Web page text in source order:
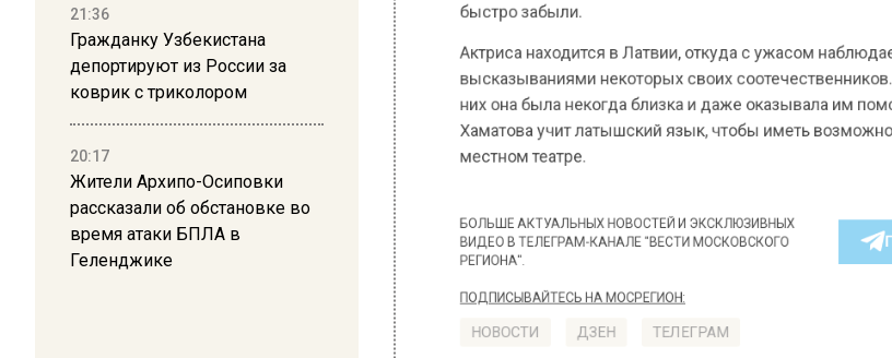
21:36
Гражданку Узбекистана
депортируют из России за
коврик с триколором
20:17
Жители Архипо-Осиповки
рассказали об обстановке во
время атаки БПЛА в
Геленджике
латвийского ТВ она отметила, что не понимает, как ее добрые дела так
Актриса находится в Латвии, откуда с ужасом наблюдает за
высказываниями некоторых своих соотечественников. С многими из
них она была некогда близка и даже оказывала им помощь. Сейчас
Хаматова учит латышский язык, чтобы иметь возможность играть в
местном театре.
ВИДЕО В ТЕЛЕГРАМ-КАНАЛЕ "ВЕСТИ МОСКОВСКОГО
Новости СМИ2